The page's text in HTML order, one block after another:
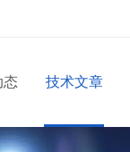
态 技术文章